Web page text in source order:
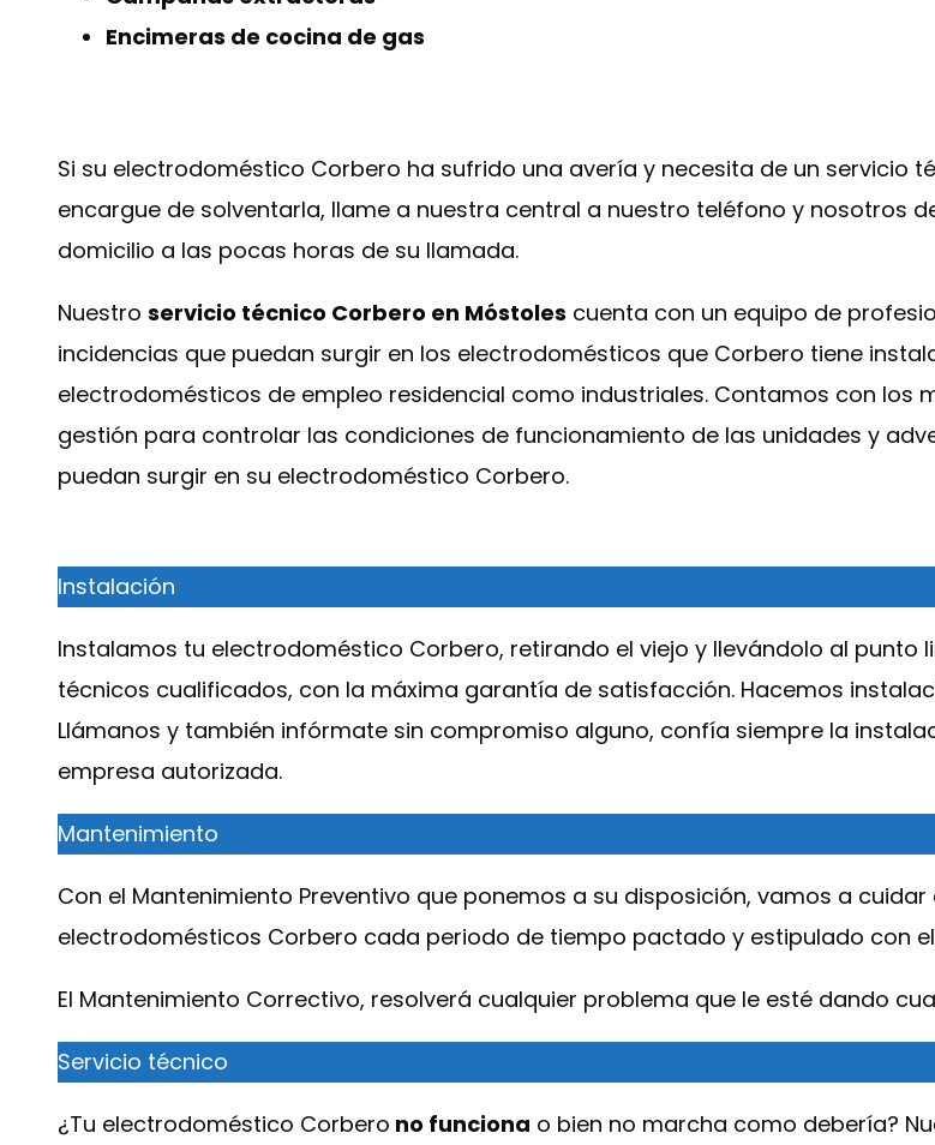
Encimeras de cocina de gas
Si su electrodoméstico Corbero ha sufrido una avería y necesita de un servicio
encargue de solventarla, llame a nuestra central a nuestro teléfono y nosotros
domicilio a las pocas horas de su llamada.
Nuestro servicio técnico Corbero en Móstoles cuenta con un equipo de
incidencias que puedan surgir en los electrodomésticos que Corbero tiene
electrodomésticos de empleo residencial como industriales. Contamos con los
gestión para controlar las condiciones de funcionamiento de las unidades y
puedan surgir en su electrodoméstico Corbero.
Instalación
Instalamos tu electrodoméstico Corbero, retirando el viejo y llevándolo al punto
técnicos cualificados, con la máxima garantía de satisfacción. Hacemos
Llámanos y también infórmate sin compromiso alguno, confía siempre la
empresa autorizada.
Mantenimiento
Con el Mantenimiento Preventivo que ponemos a su disposición, vamos a
electrodomésticos Corbero cada periodo de tiempo pactado y estipulado con
El Mantenimiento Correctivo, resolverá cualquier problema que le esté dando
Servicio técnico
¿Tu electrodoméstico Corbero no funciona o bien no marcha como debería?